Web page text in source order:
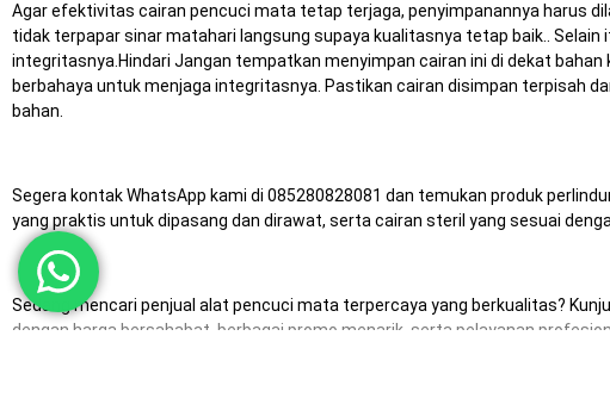
Agar efektivitas cairan pencuci mata tetap terjaga, penyimpanannya harus
tidak terpapar sinar matahari langsung supaya kualitasnya tetap baik..
integritasnya.Hindari Jangan tempatkan menyimpan cairan ini di dekat
berbahaya untuk menjaga integritasnya. Pastikan cairan disimpan terpisah
bahan.
Segera kontak WhatsApp kami di 085280828081 dan temukan produk
yang praktis untuk dipasang dan dirawat, serta cairan steril yang sesuai
Sedang mencari penjual alat pencuci mata terpercaya yang berkualitas?
dengan harga bersahabat, berbagai promo menarik, serta pelayanan